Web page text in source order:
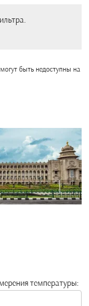
быть недоступны на
температуры: